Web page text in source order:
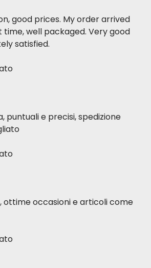
good prices. My order arrived
well packaged. Very good
satisfied.
puntuali e precisi, spedizione
ottime occasioni e articoli come